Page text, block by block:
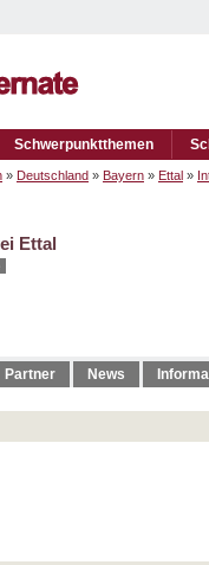
Schwerpunktthemen
» Deutschland » Bayern » Ettal »
Ettal
Partner News